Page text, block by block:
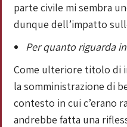
parte civile mi sembra
dunque dell’impatto
Per quanto riguarda
Come ulteriore titolo di
la somministrazione di
contesto in cui c’erano
andrebbe fatta una